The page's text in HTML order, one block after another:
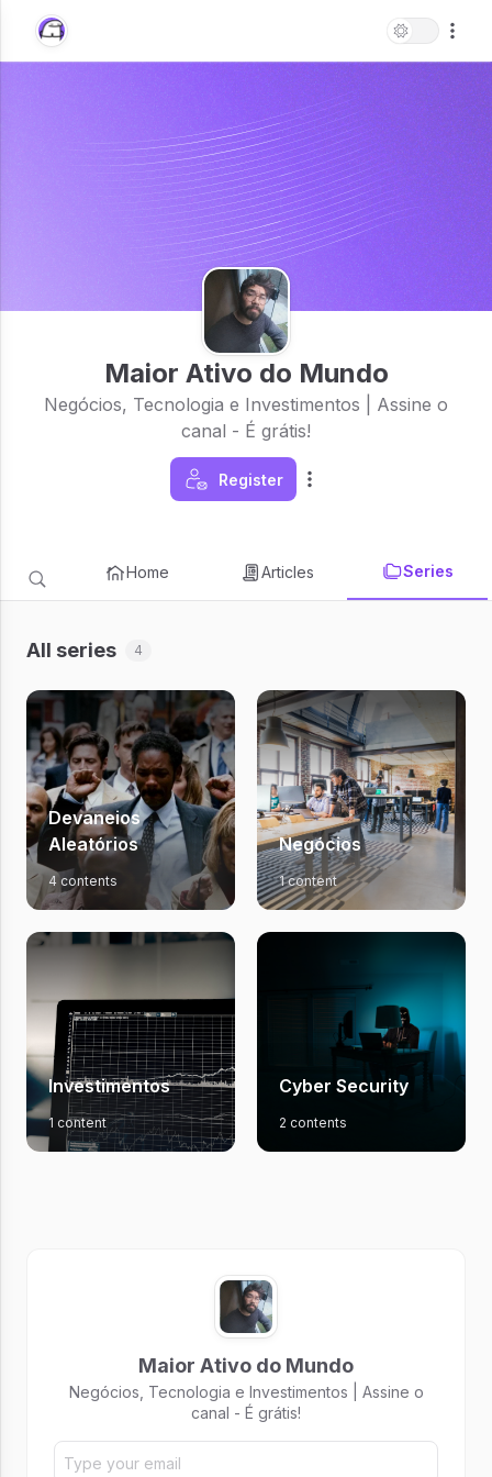
Maior Ativo do Mundo
Negócios, Tecnologia e Investimentos | Assine o
canal - É grátis!
Register
Home Articles Series
All series 4
Devaneios
Aleatórios
4 contents
Negócios
1 content
Investimentos
1 content
Cyber Security
2 contents
Maior Ativo do Mundo
Negócios, Tecnologia e Investimentos | Assine o
canal - É grátis!